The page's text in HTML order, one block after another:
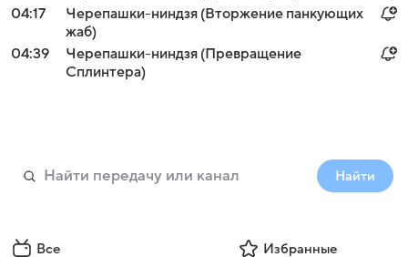
04:17
Черепашки-ниндзя (Вторжение панкующих
жаб)
04:39
Черепашки-ниндзя (Превращение
Сплинтера)
Найти
Все Избранные